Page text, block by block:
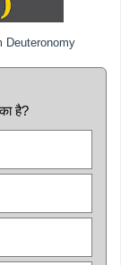
Deuteronomy
है?